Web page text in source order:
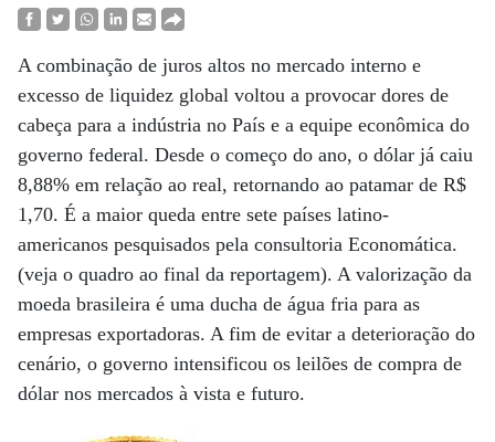
A combinação de juros altos no mercado interno e
excesso de liquidez global voltou a provocar dores de
cabeça para a indústria no País e a equipe econômica do
governo federal. Desde o começo do ano, o dólar já caiu
8,88% em relação ao real, retornando ao patamar de R$
1,70. É a maior queda entre sete países latino-
americanos pesquisados pela consultoria Economática.
(veja o quadro ao final da reportagem). A valorização da
moeda brasileira é uma ducha de água fria para as
empresas exportadoras. A fim de evitar a deterioração do
cenário, o governo intensificou os leilões de compra de
dólar nos mercados à vista e futuro.